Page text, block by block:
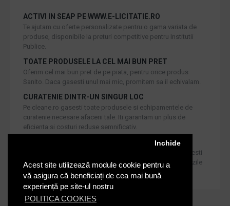
Acest site utilizează module cookie pentru a
vă asigura că beneficiați de cea mai bună
experiență pe site-ul nostru
POLITICA COOKIES
Inchide
ACTIVI IN SEAP PE WWW.E-LICITATIE.RO
Te ajutam cu oferte personalizate pentru o gama variata de
produse, disponibile la preturi competitive pentru Institutii
Publice.
TOATE PRODUSELE LA CEL MAI BUN PRET
Oferim cel mai bun pret de pe piata, pentru orice produs
Sanito. Daca gasesti unul mai mic, promitem sa il echivalam.
CURATENIE DINTR-UN SINGUR LOC
Pe cleane.ro gasesti toate produsele si echipamentele de
curatenie necesare afacerii tale. Iti garantam un plus de
eficienta si costuri reduse semnificativ.
Iti oferim produse de cea mai inalta calitate, dar daca doresti
inlocuirea sau returnarea lor, noi asiguram returul in 30 de zile
de la achizitie catre consumatori.